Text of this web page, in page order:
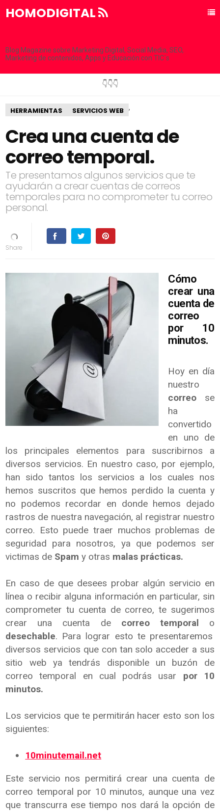
HOMODIGITAL
Blog Magazine sobre Marketing Digital, Social Media, SEO,
Marketing de contenidos, Apps y Educación con TIC´s
👇👇👇
HERRAMIENTAS ,
SERVICIOS WEB
Crea una cuenta de
correo temporal.
Te presentamos algunos servicios que te
ayudarán a crear cuentas de correos
temporales para no comprometer tu correo
personal.
Cómo
crear una
cuenta de
correo
por 10
minutos.
Hoy en día
nuestro
correo se
ha
convertido
en uno de
los principales elementos para suscribirnos a
diversos servicios. En nuestro caso, por ejemplo,
han sido tantos los servicios a los cuales nos
hemos suscritos que hemos perdido la cuenta y
no podemos recordar en donde hemos dejado
rastros de nuestra navegación, al registrar nuestro
correo. Esto puede traer muchos problemas de
seguridad para nosotros, ya que podemos ser
victimas de Spamy otras malas prácticas.
En caso de que desees probar algún servicio en
línea o recibir alguna información en particular, sin
comprometer tu cuenta de correo, te sugerimos
crear una cuenta de correo temporal o
desechable. Para lograr esto te presentaremos
diversos servicios que con tan solo acceder a sus
sitio web ya tendrás disponible un buzón de
correo temporal en cual podrás usar por 10
minutos.
Los servicios que te permitirán hacer esto son los
siguientes:
10minutemail.net
Este servicio nos permitirá crear una cuenta de
correo temporal por 10 minutos, aunque una vez
que transcurra ese tiempo nos dará la opción de